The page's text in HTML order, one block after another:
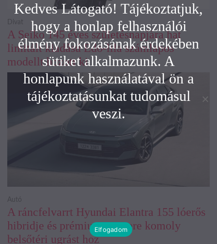
A Seiko 145 éves születésnapjára hat
limitált kiadású Edo-lila számlapos
modellt hozott ki
Divat
A ráncfelvarrt Hyundai Elantra 155 lóerős
hibridje és prémium utastere komoly
belsőtéri ugrást hoz
Autó
Kedves Látogató! Tájékoztatjuk,
hogy a honlap felhasználói
élmény fokozásának érdekében
sütiket alkalmazunk. A
honlapunk használatával ön a
tájékoztatásunkat tudomásul
veszi.
Elfogadom